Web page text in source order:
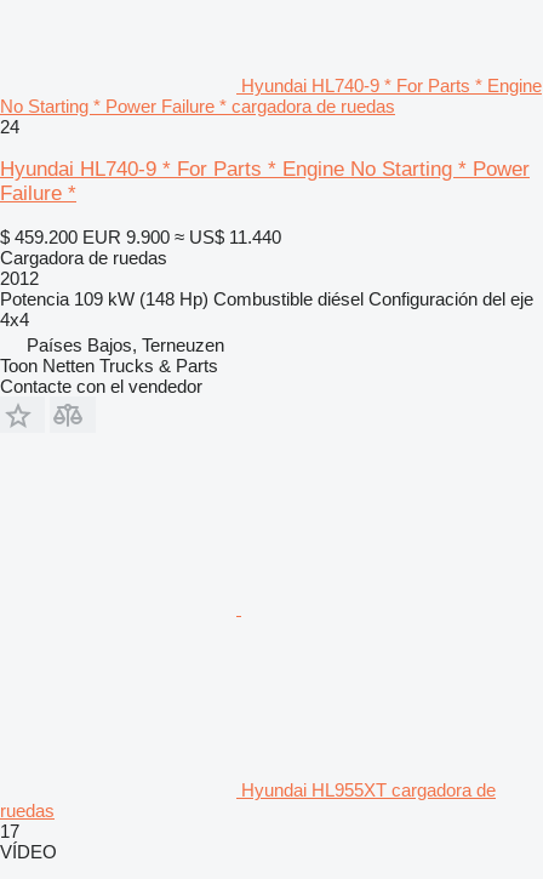
Hyundai HL740-9 * For Parts * Engine
No Starting * Power Failure * cargadora de ruedas
24
Hyundai HL740-9 * For Parts * Engine No Starting * Power
Failure *
$ 459.200 EUR 9.900 ≈ US$ 11.440
Cargadora de ruedas
2012
Potencia 109 kW (148 Hp) Combustible diésel Configuración del eje
4x4
Países Bajos, Terneuzen
Toon Netten Trucks & Parts
Contacte con el vendedor
Hyundai HL955XT cargadora de
ruedas
17
VÍDEO